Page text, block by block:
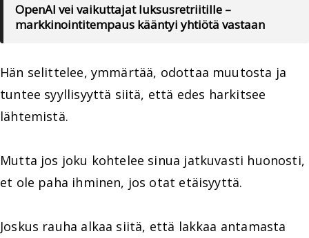
OpenAI vei vaikuttajat luksusretriitille –
markkinointitempaus kääntyi yhtiötä vastaan
Hän selittelee, ymmärtää, odottaa muutosta ja
tuntee syyllisyyttä siitä, että edes harkitsee
lähtemistä.
Mutta jos joku kohtelee sinua jatkuvasti huonosti,
et ole paha ihminen, jos otat etäisyyttä.
Joskus rauha alkaa siitä, että lakkaa antamasta